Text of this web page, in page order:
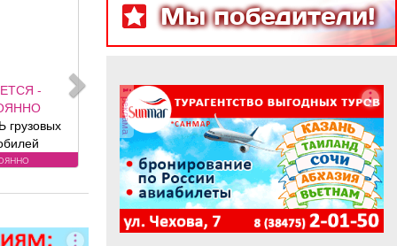
-
на
Мы победители!
реклама